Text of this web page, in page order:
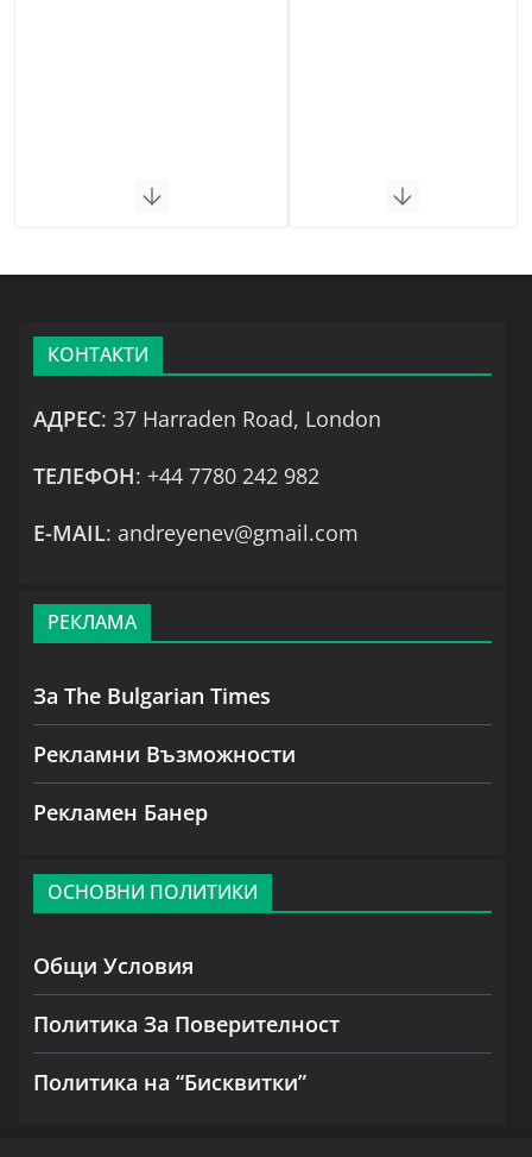
КОНТАКТИ
АДРЕС: 37 Harraden Road, London
ТЕЛЕФОН: +44 7780 242 982
Е-MAIL: andreyenev@gmail.com
РЕКЛАМА
За The Bulgarian Times
Рекламни Възможности
Рекламен Банер
ОСНОВНИ ПОЛИТИКИ
Общи Условия
Политика За Поверителност
Политика на “Бисквитки”